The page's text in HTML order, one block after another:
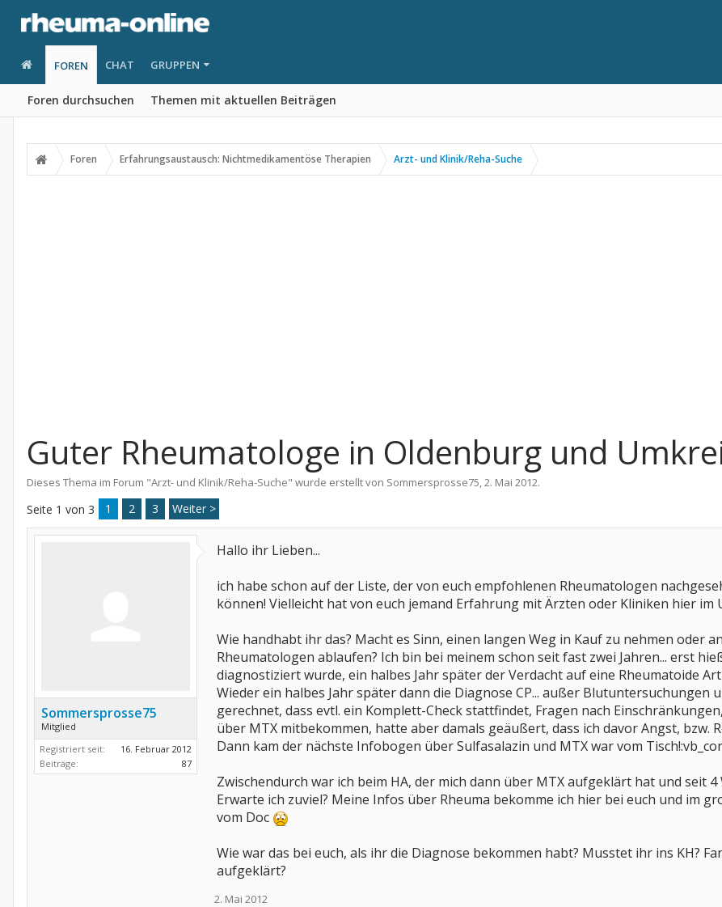
FOREN
Foren durchsuchen Themen mit aktuellen Beiträgen
CHAT GRUPPEN
Foren Erfahrungsaustausch: Nichtmedikamentöse Therapien Arzt- und Klinik/Reha-Suche
Guter Rheumatologe in Oldenburg und
Dieses Thema im Forum "Arzt- und Klinik/Reha-Suche" wurde erstellt von Sommersprosse75,2. Mai 2012.
Seite 1 von 3 1 2 3 Weiter >
Sommersprosse75
Mitglied
Registriert seit:
16. Februar 2012
Beiträge:
87
Hallo ihr Lieben...
ich habe schon auf der Liste, der von euch empfohlenen Rheumatologen
können! Vielleicht hat von euch jemand Erfahrung mit Ärzten oder Kliniken hier im
Wie handhabt ihr das? Macht es Sinn, einen langen Weg in Kauf zu nehmen oder
Rheumatologen ablaufen? Ich bin bei meinem schon seit fast zwei Jahren... erst
diagnostiziert wurde, ein halbes Jahr später der Verdacht auf eine Rheumatoide
Wieder ein halbes Jahr später dann die Diagnose CP... außer Blutuntersuchungen
gerechnet, dass evtl. ein Komplett-Check stattfindet, Fragen nach
über MTX mitbekommen, hatte aber damals geäußert, dass ich davor Angst, bzw.
Dann kam der nächste Infobogen über Sulfasalazin und MTX war vom
Zwischendurch war ich beim HA, der mich dann über MTX aufgeklärt hat und seit
Erwarte ich zuviel? Meine Infos über Rheuma bekomme ich hier bei euch und im
vom Doc
Wie war das bei euch, als ihr die Diagnose bekommen habt? Musstet ihr ins KH?
aufgeklärt?
2. Mai 2012